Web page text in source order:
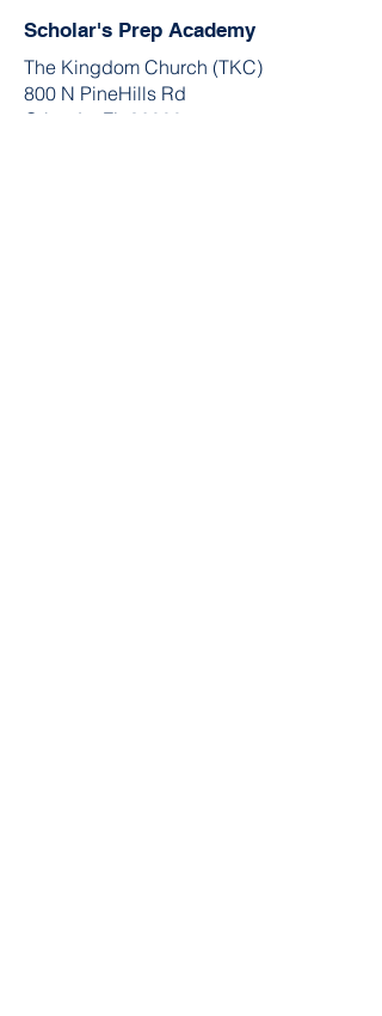
Scholar's Prep Academy
The Kingdom Church (TKC)
800 N PineHills Rd
Orlando, FL 32808